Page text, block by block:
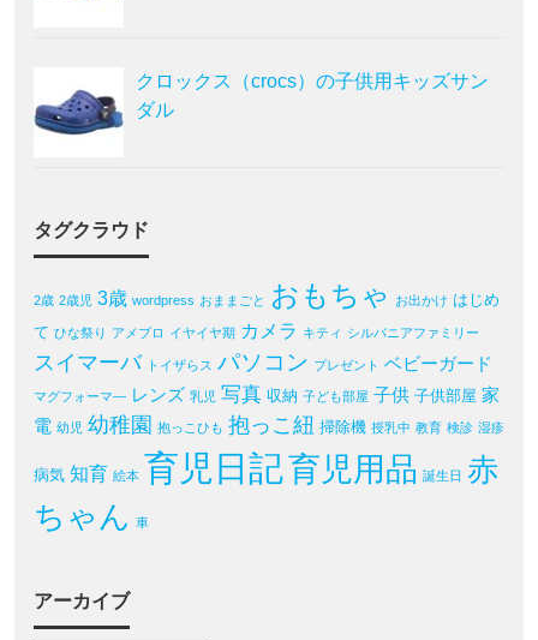
クロックス（crocs）の子供用キッズサン
ダル
タグクラウド
2歳 2歳児 3歳 wordpress おままごと おもちゃ お出かけ はじめ
て ひな祭り アメブロ イヤイヤ期 カメラ キティ シルバニアファミリー
スイマーバ トイザらス パソコン プレゼント ベビーガード
マグフォーマ― レンズ 乳児 写真 収納 子ども部屋 子供 子供部屋 家
電 幼児 幼稚園 抱っこひも 抱っこ紐 掃除機 授乳中 教育 検診 湿疹
病気 知育 絵本 育児日記育児用品 誕生日 赤
ちゃん 車
アーカイブ